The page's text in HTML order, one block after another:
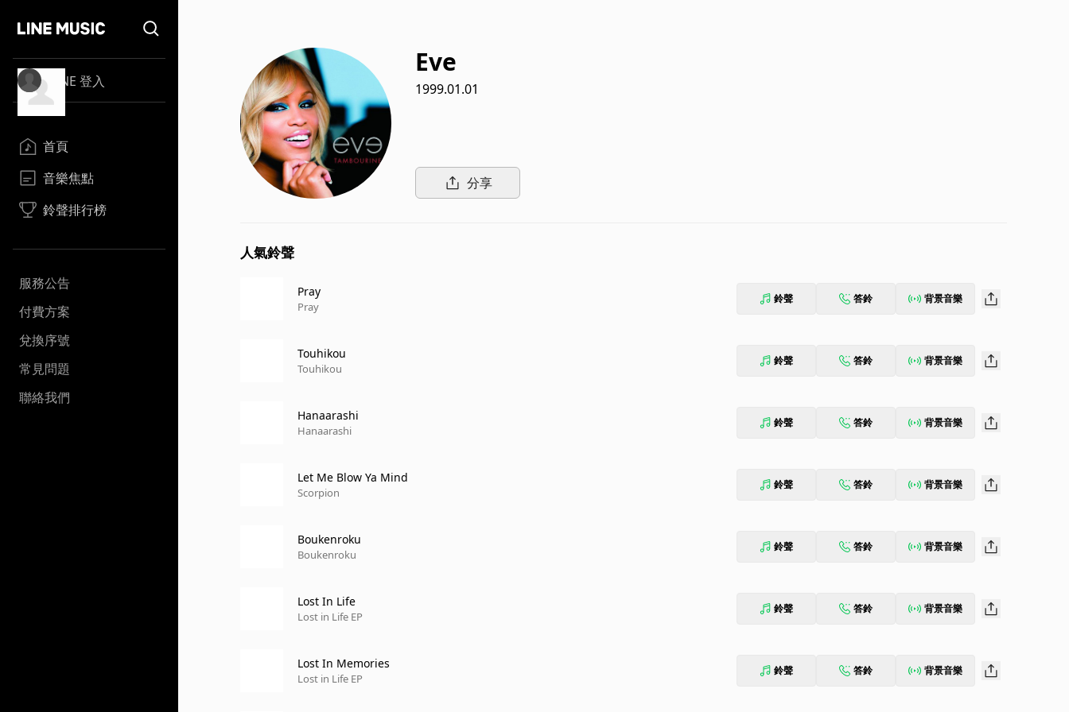
LINE 登入
首頁
音樂焦點
鈴聲排行榜
服務公告
付費方案
兌換序號
常見問題
聯絡我們
Eve
1999.01.01
分享
人氣鈴聲
Pray
Pray
鈴聲 答鈴 背景音樂
Touhikou
Touhikou
鈴聲 答鈴 背景音樂
Hanaarashi
Hanaarashi
鈴聲 答鈴 背景音樂
Let Me Blow Ya Mind
Scorpion
鈴聲 答鈴 背景音樂
Boukenroku
Boukenroku
鈴聲 答鈴 背景音樂
Lost In Life
Lost in Life EP
鈴聲 答鈴 背景音樂
Lost In Memories
Lost in Life EP
鈴聲 答鈴 背景音樂